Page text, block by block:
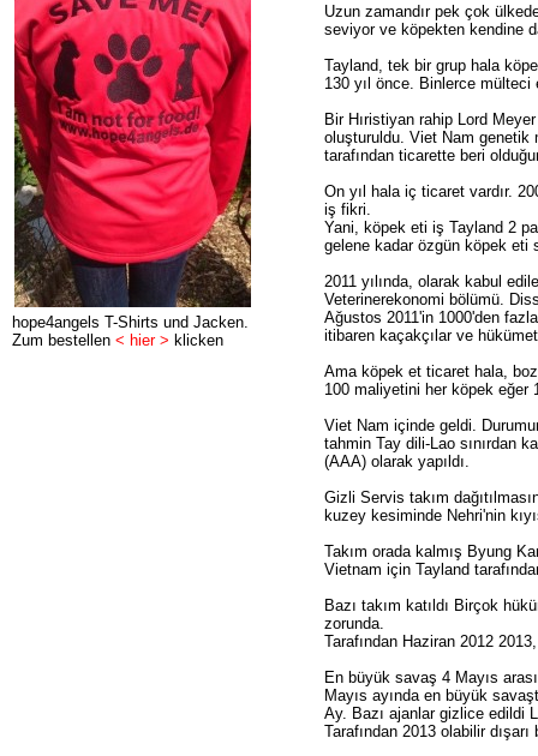
hope4angels T-Shirts und Jacken.
Zum bestellen < hier > klicken
Uzun zamandır pek çok
seviyor ve köpekten kendine
Tayland, tek bir grup hala
130 yıl önce. Binlerce
Bir Hıristiyan rahip Lord
oluşturuldu. Viet Nam genetik
tarafından ticarette beri
On yıl hala iç ticaret vardır.
iş fikri.
Yani, köpek eti iş Tayland 2
gelene kadar özgün köpek eti
2011 yılında, olarak kabul
Veterinerekonomi bölümü.
Ağustos 2011'in 1000'den
itibaren kaçakçılar ve
Ama köpek et ticaret hala,
100 maliyetini her köpek eğer
Viet Nam içinde geldi.
tahmin Tay dili-Lao sınırdan
(AAA) olarak yapıldı.
Gizli Servis takım
kuzey kesiminde Nehri'nin
Takım orada kalmış Byung
Vietnam için Tayland
Bazı takım katıldı Birçok
zorunda.
Tarafından Haziran 2012
En büyük savaş 4 Mayıs
Mayıs ayında en büyük
Ay. Bazı ajanlar gizlice edildi
Tarafından 2013 olabilir